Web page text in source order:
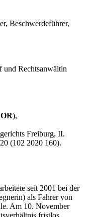
Beschwerdeführer,
und Rechtsanwältin
OR),
Freiburg, II.
(102 2020 160).
seit 2001 bei der
als Fahrer von
Am 10. November
fristlos.